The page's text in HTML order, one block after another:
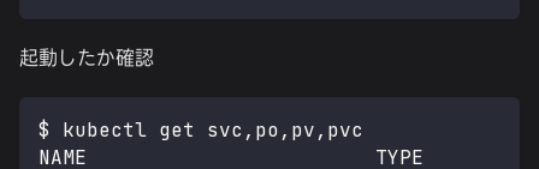
起動したか確認
$ kubectl get svc,po,pv,pvc
NAME                        TYPE